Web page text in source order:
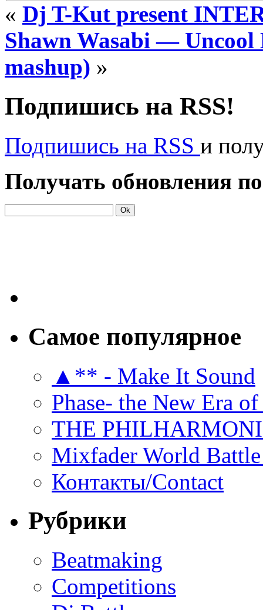
« Dj T-Kut present
Shawn Wasabi — Uncool
mashup) »
Подпишись на RSS!
Подпишись на RSS и
Получать обновления
Самое популярное
▲** - Make It Sound
Phase- the New Era
THE
Mixfader World
Контакты/Contact
Рубрики
Beatmaking
Competitions